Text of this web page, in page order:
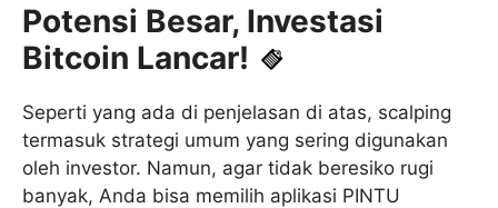
Potensi Besar, Investasi
Bitcoin Lancar!
Seperti yang ada di penjelasan di atas, scalping
termasuk strategi umum yang sering digunakan
oleh investor. Namun, agar tidak beresiko rugi
banyak, Anda bisa memilih aplikasi PINTU